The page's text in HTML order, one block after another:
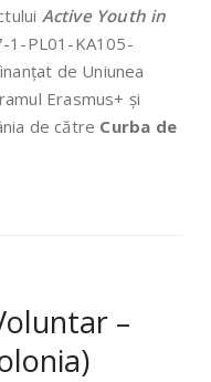
Active Youth in
1-PL01-KA105-
de Uniunea
Erasmus+ și
de către Curba de
–